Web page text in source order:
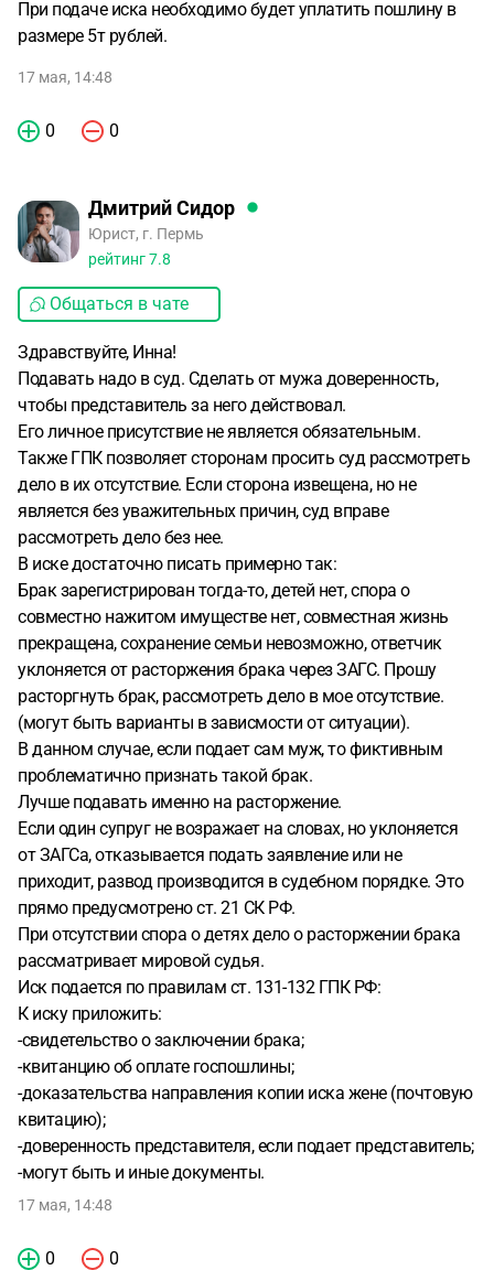
При подаче иска необходимо будет уплатить пошлину в
размере 5т рублей.
17 мая, 14:48
0 0
Дмитрий Сидор
Юрист, г. Пермь
рейтинг7.8
Общаться в чате
Здравствуйте, Инна!
Подавать надо в суд. Сделать от мужа доверенность,
чтобы представитель за него действовал.
Его личное присутствие не является обязательным.
Также ГПК позволяет сторонам просить суд рассмотреть
дело в их отсутствие. Если сторона извещена, но не
является без уважительных причин, суд вправе
рассмотреть дело без нее.
В иске достаточно писать примерно так:
Брак зарегистрирован тогда-то, детей нет, спора о
совместно нажитом имуществе нет, совместная жизнь
прекращена, сохранение семьи невозможно, ответчик
уклоняется от расторжения брака через ЗАГС. Прошу
расторгнуть брак, рассмотреть дело в мое отсутствие.
(могут быть варианты в зависмости от ситуации).
В данном случае, если подает сам муж, то фиктивным
проблематично признать такой брак.
Лучше подавать именно на расторжение.
Если один супруг не возражает на словах, но уклоняется
от ЗАГСа, отказывается подать заявление или не
приходит, развод производится в судебном порядке. Это
прямо предусмотрено ст. 21 СК РФ.
При отсутствии спора о детях дело о расторжении брака
рассматривает мировой судья.
Иск подается по правилам ст. 131-132 ГПК РФ:
К иску приложить:
-свидетельство о заключении брака;
-квитанцию об оплате госпошлины;
-доказательства направления копии иска жене (почтовую
квитацию);
-доверенность представителя, если подает представитель;
-могут быть и иные документы.
17 мая, 14:48
0 0